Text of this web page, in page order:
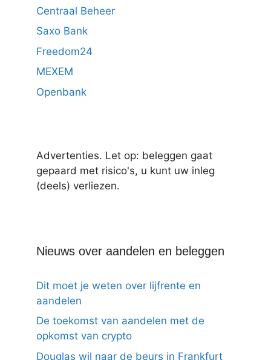
Centraal Beheer
Saxo Bank
Freedom24
MEXEM
Openbank
Advertenties. Let op: beleggen gaat
gepaard met risico's, u kunt uw inleg
(deels) verliezen.
Nieuws over aandelen en beleggen
Dit moet je weten over lijfrente en
aandelen
De toekomst van aandelen met de
opkomst van crypto
Douglas wil naar de beurs in Frankfurt